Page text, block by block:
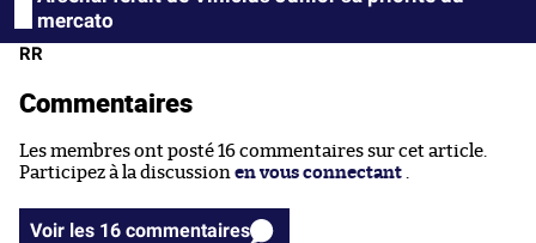
mercato
RR
Commentaires
Les membres ont posté 16 commentaires sur cet article.
Participez à la discussion en vous connectant .
Voir les 16 commentaires